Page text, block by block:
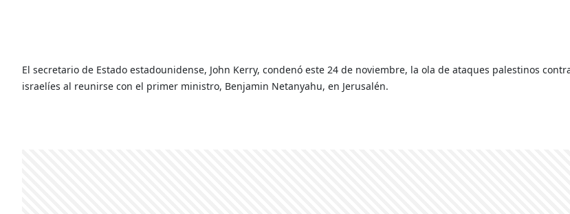
El secretario de Estado estadounidense, John Kerry, condenó este 24 de noviembre, la ola de ataques palestinos
israelíes al reunirse con el primer ministro, Benjamin Netanyahu, en Jerusalén.